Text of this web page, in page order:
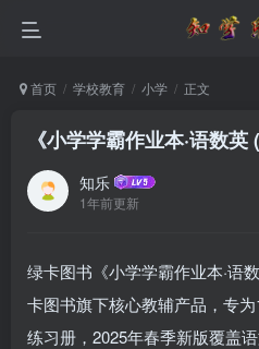
首页 学校教育 小学 正文
《小学学霸作业本·语数英
知乐
1年前更新
绿卡图书《小学学霸作业本·语
卡图书旗下核心教辅产品，专
练习册，2025年春季新版覆盖